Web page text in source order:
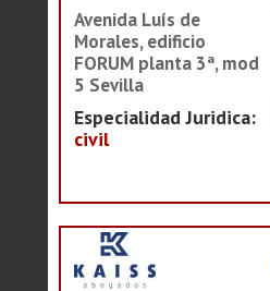
Avenida Luís de
Morales, edificio
FORUM planta 3ª, mod
5 Sevilla
Especialidad Juridica:
civil